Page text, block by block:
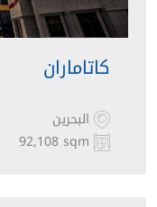
كاتاماران
البحرين
92,108 sqm